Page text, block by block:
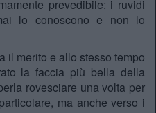
prevedibile: i ruvidi
lo conoscono e non lo
il merito e allo stesso tempo
la faccia più bella della
rovesciare una volta per
ma anche verso i